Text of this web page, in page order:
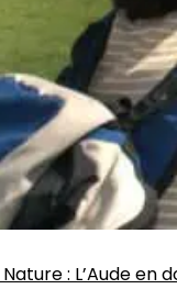
Nature: L’Aude en